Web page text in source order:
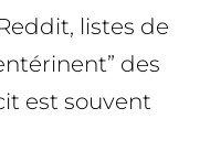
listes de
des
est souvent